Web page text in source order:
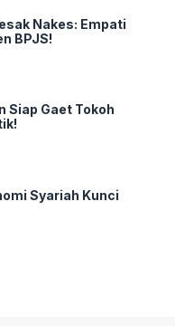
Nakes: Empati
BPJS!
Siap Gaet Tokoh
Syariah Kunci